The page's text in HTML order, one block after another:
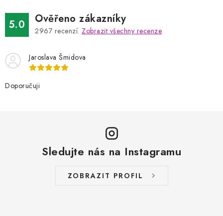
5.0 Ověřeno zákazníky
2967 recenzí. Zobrazit všechny recenze
Jaroslava Šmidova
Doporučuji
Sledujte nás na Instagramu
ZOBRAZIT PROFIL